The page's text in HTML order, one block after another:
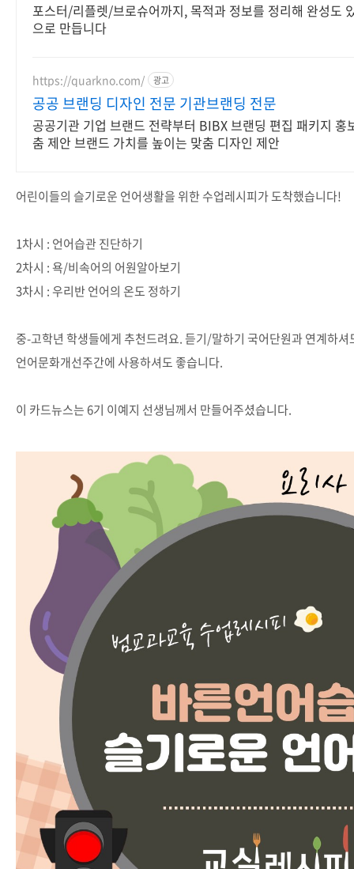
포스터/리플렛/브로슈어까지, 목적과 정보를 정리해 완성도
으로 만듭니다
https://quarkno.com/ 광고
공공 브랜딩 디자인 전문 기관브랜딩 전문
공공기관 기업 브랜드 전략부터 BIBX 브랜딩 편집 패키지 홍
춤 제안 브랜드 가치를 높이는 맞춤 디자인 제안
어린이들의 슬기로운 언어생활을 위한 수업레시피가 도착했습니다!
1차시 : 언어습관 진단하기
2차시 : 욕/비속어의 어원알아보기
3차시 : 우리반 언어의 온도 정하기
중-고학년 학생들에게 추천드려요. 듣기/말하기 국어단원과 연계하셔
언어문화개선주간에 사용하셔도 좋습니다.
이 카드뉴스는 6기 이예지 선생님께서 만들어주셨습니다.